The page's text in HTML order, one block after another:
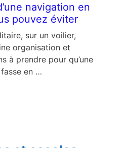
navigation en
pouvez éviter
sur un voilier,
organisation et
à prendre pour qu’une
en …